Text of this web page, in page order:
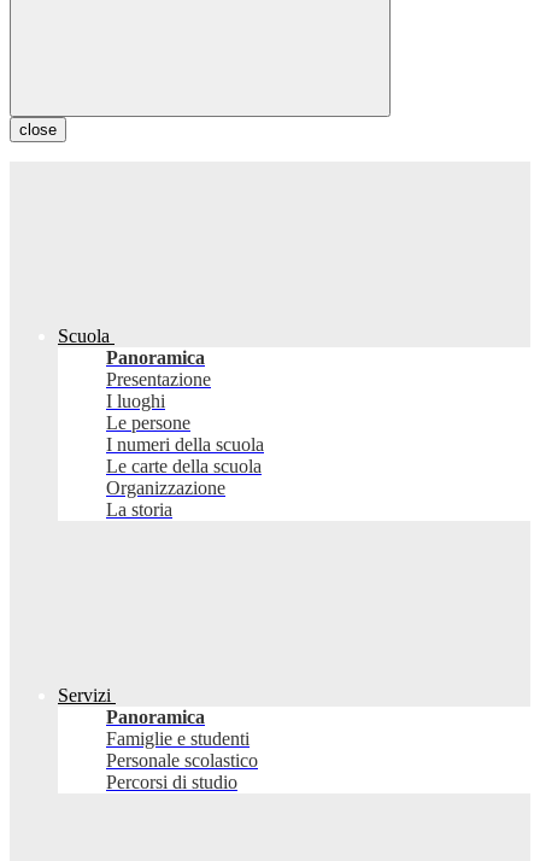
close
Scuola
Panoramica
Presentazione
I luoghi
Le persone
I numeri della scuola
Le carte della scuola
Organizzazione
La storia
Servizi
Panoramica
Famiglie e studenti
Personale scolastico
Percorsi di studio